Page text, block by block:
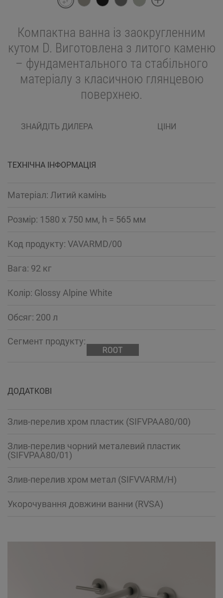
Компактна ванна із заокругленним
кутом D. Виготовлена з литого каменю
– фундаментального та стабільного
матеріалу з класичною глянцевою
поверхнею.
ЗНАЙДІТЬ ДИЛЕРА ЦІНИ
ТЕХНІЧНА ІНФОРМАЦІЯ
Mатеріал: Литий камінь
Розмір: 1580 x 750 мм, h = 565 мм
Код продукту: VAVARMD/00
Вага: 92 кг
Колір: Glossy Alpine White
Обсяг: 200 л
Сегмент продукту:
ДОДАТКОВІ
Злив-перелив хром пластик (SIFVPAA80/00)
Злив-перелив чорний металевий пластик
(SIFVPAA80/01)
Злив-перелив хром метал (SIFVVARM/H)
Укорочування довжини ванни (RVSA)